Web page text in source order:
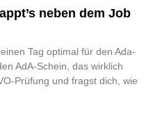
neben dem Job
Tag optimal für den Ada-
AdA-Schein, das wirklich
Prüfung und fragst dich, wie